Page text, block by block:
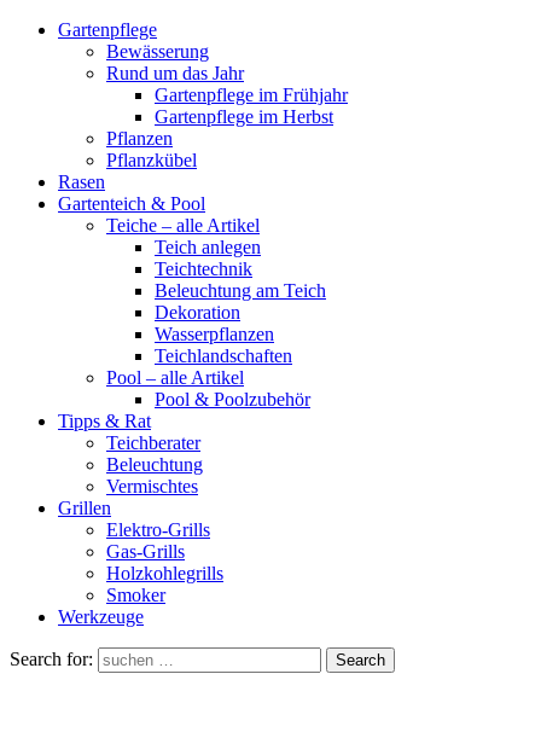
Gartenpflege
Bewässerung
Rund um das Jahr
Gartenpflege im Frühjahr
Gartenpflege im Herbst
Pflanzen
Pflanzkübel
Rasen
Gartenteich & Pool
Teiche – alle Artikel
Teich anlegen
Teichtechnik
Beleuchtung am Teich
Dekoration
Wasserpflanzen
Teichlandschaften
Pool – alle Artikel
Pool & Poolzubehör
Tipps & Rat
Teichberater
Beleuchtung
Vermischtes
Grillen
Elektro-Grills
Gas-Grills
Holzkohlegrills
Smoker
Werkzeuge
Search for: Search